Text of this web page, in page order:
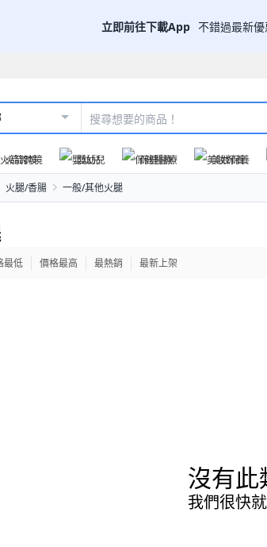
立即前往下載App 不錯過最新優
火箭跨境 嬰幼兒 保健醫療 美妝保養
火腿/香腸 一般/其他火腿
最低 價格最高 最熱銷 最新上架
沒有此
我們很快